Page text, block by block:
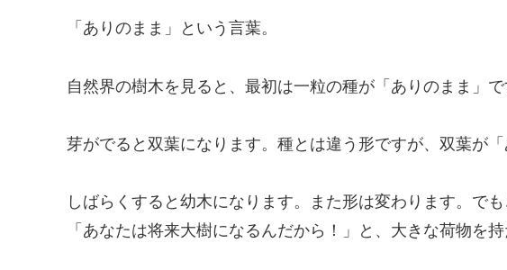
「ありのまま」という言葉。
自然界の樹木を見ると、最初は一粒の種が「ありのまま」で
芽がでると双葉になります。種とは違う形ですが、双葉が「
しばらくすると幼木になります。また形は変わります。で
「あなたは将来大樹になるんだから！」と、大きな荷物を